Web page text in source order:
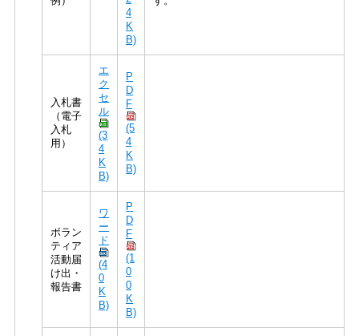
4
K
B)
入札書
（電子
入札
用）
エ
ク
セ
ル
(3
4
K
B)
P
D
F
(5
4
K
B)
ボラン
ティア
活動届
け出・
報告書
ワ
ー
ド
(4
0
K
B)
P
D
F
(1
0
0
K
B)